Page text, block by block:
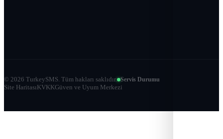
© 2026 TurkeySMS. Tüm hakları saklıdır. Servis Durumu
Site HaritasıKVKKGüven ve Uyum Merkezi